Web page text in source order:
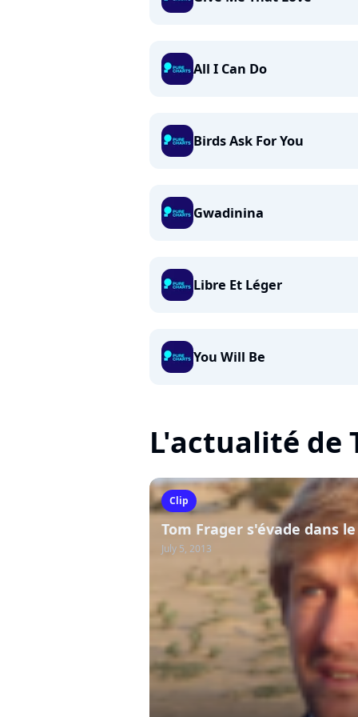
All I Can Do
Birds Ask For You
Gwadinina
Libre Et Léger
You Will Be
L'actualité de
Clip
Tom Frager s'évade dans
July 5, 2013